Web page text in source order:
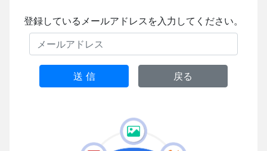
登録しているメールアドレスを入力してください。
送 信 戻る